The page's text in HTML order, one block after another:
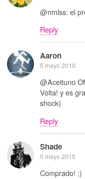
@nmlss: el
Reply
Aaron
5 mayo 2010
@Aceituno
Volta! y es
shock)
Reply
Shade
5 mayo 2010
Comprado! ;)